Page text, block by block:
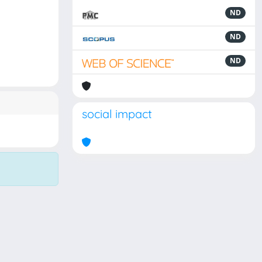
ND
ND
ND
social impact